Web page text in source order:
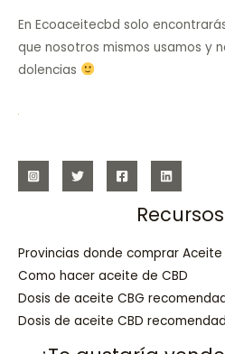
En Ecoaceitecbd solo
que nosotros mismos usamos y
dolencias
Provincias donde comprar Aceite
Como hacer aceite de CBD
Dosis de aceite CBG
Dosis de aceite CBD